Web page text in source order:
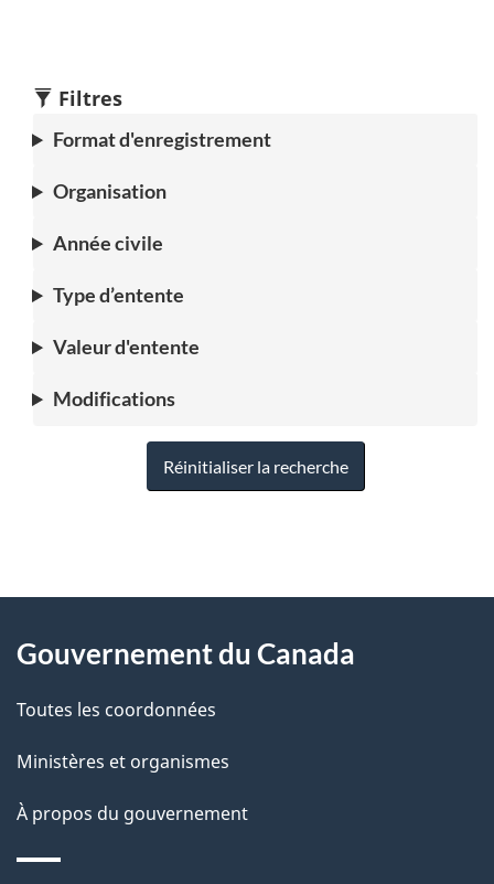
Filtres
Format d'enregistrement
Organisation
Année civile
Type d’entente
Valeur d'entente
Modifications
Réinitialiser la recherche
D
t
a
l
s
propos
ce
site
Gouvernement du Canada
Toutes les coordonnées
Ministères et organismes
À propos du gouvernement